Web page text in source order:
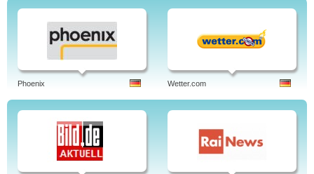
Phoenix Wetter.com